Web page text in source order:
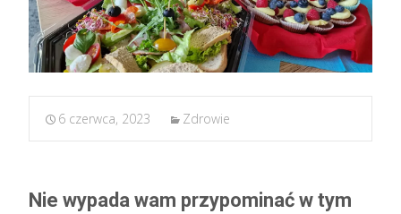
6 czerwca, 2023 Zdrowie
Nie wypada wam przypominać w tym